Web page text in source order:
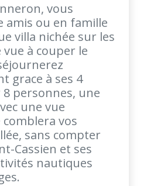
vous
ou en famille
villa nichée sur les
vue à couper le
grace à ses 4
personnes, une
une vue
vos
sans compter
Cassien et ses
nautiques